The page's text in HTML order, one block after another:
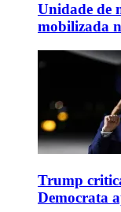
Unidade de
mobilizada
Trump
Democrata